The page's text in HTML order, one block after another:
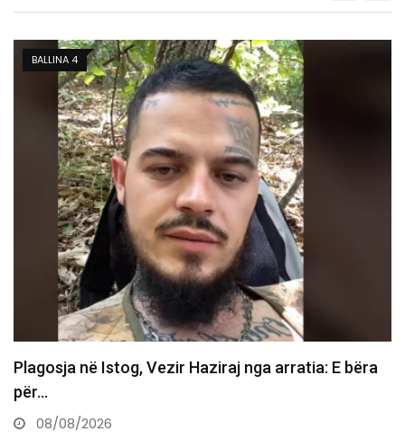
KOSOVË
Vdes ish-luftëtari i UÇK-së Avni Hoxha
08/08/2026